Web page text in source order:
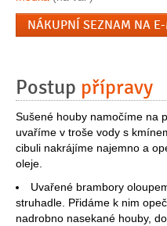
NÁKUPNÍ SEZNAM NA
Postup přípravy
Sušené houby namočíme na
uvaříme v troše vody s
cibuli nakrájíme najemno a
oleje.
Uvařené brambory
struhadle. Přidáme k nim
nadrobno nasekané houby,